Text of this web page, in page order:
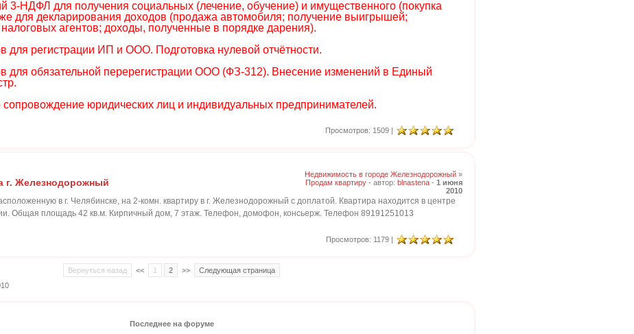
3-НДФЛ для получения социальных (лечение, обучение) и имущественного (покупка
для декларирования доходов (продажа автомобиля; получение выигрышей;
агентов; доходы, полученные в порядке дарения).
для регистрации ИП и ООО. Подготовка нулевой отчётности.
для обязательной перерегистрации ООО (ФЗ-312). Внесение изменений в Единый
сопровождение юридических лиц и индивидуальных предпринимателей.
Просмотров: 1509 |
г. Железнодорожный
Недвижимость в городе Железнодорожный »
Продам квартиру - автор: blnastena - 1 июня
2010
в г. Челябинске, на 2-комн. квартиру в г. Железнодорожный с доплатой. Квартира находится в центре
Общая площадь 42 кв.м. Кирпичный дом, 7 этаж. Телефон, домофон, консьерж. Телефон 89191251013
Просмотров: 1179 |
Вернуться назад << 1 2 >>
Следующая страница
Последнее на форуме